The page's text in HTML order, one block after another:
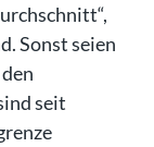
Sonst seien
seit